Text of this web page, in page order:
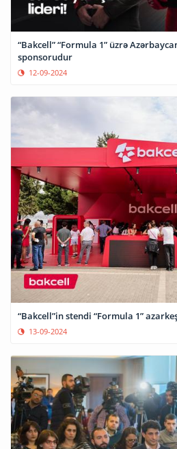
“Bakcell” “Formula 1” üzrə
sponsorudur
12-09-2024
“Bakcell”in stendi “Formula 1”
13-09-2024